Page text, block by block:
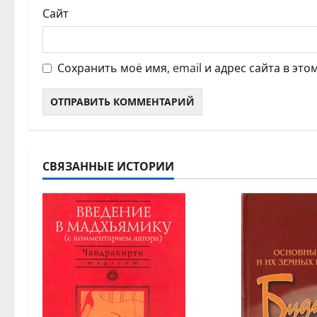
Сайт
Сохранить моё имя, email и адрес сайта в
СВЯЗАННЫЕ ИСТОРИИ